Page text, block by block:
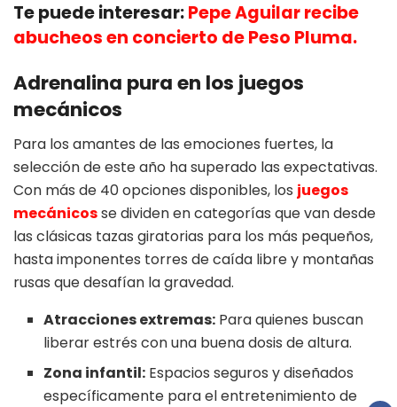
Te puede interesar:Pepe Aguilar recibe
abucheos en concierto de Peso Pluma.
Adrenalina pura en los juegos
mecánicos
Para los amantes de las emociones fuertes, la
selección de este año ha superado las expectativas.
Con más de 40 opciones disponibles, los juegos
mecánicosse dividen en categorías que van desde
las clásicas tazas giratorias para los más pequeños,
hasta imponentes torres de caída libre y montañas
rusas que desafían la gravedad.
Atracciones extremas: Para quienes buscan
liberar estrés con una buena dosis de altura.
Zona infantil: Espacios seguros y diseñados
específicamente para el entretenimiento de